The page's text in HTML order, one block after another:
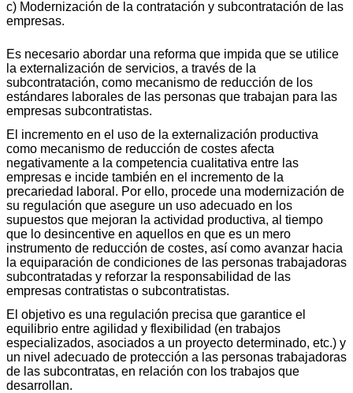
c) Modernización de la contratación y subcontratación de las
empresas.
Es necesario abordar una reforma que impida que se utilice
la externalización de servicios, a través de la
subcontratación, como mecanismo de reducción de los
estándares laborales de las personas que trabajan para las
empresas subcontratistas.
El incremento en el uso de la externalización productiva
como mecanismo de reducción de costes afecta
negativamente a la competencia cualitativa entre las
empresas e incide también en el incremento de la
precariedad laboral. Por ello, procede una modernización de
su regulación que asegure un uso adecuado en los
supuestos que mejoran la actividad productiva, al tiempo
que lo desincentive en aquellos en que es un mero
instrumento de reducción de costes, así como avanzar hacia
la equiparación de condiciones de las personas trabajadoras
subcontratadas y reforzar la responsabilidad de las
empresas contratistas o subcontratistas.
El objetivo es una regulación precisa que garantice el
equilibrio entre agilidad y flexibilidad (en trabajos
especializados, asociados a un proyecto determinado, etc.) y
un nivel adecuado de protección a las personas trabajadoras
de las subcontratas, en relación con los trabajos que
desarrollan.